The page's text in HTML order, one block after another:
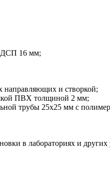
16 мм;
направляющих и створкой;
ПВХ толщиной 2 мм;
трубы 25х25 мм с
в лабораториях и